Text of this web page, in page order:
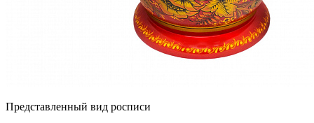
Представленный вид росписи